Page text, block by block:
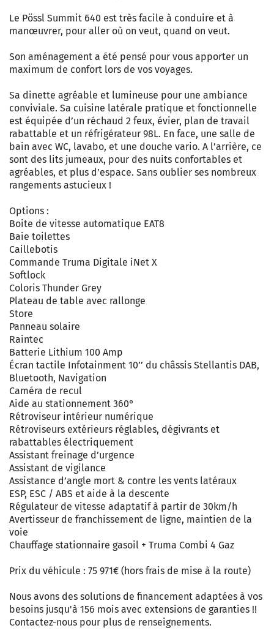
Le Pössl Summit 640 est très facile à conduire et à
manœuvrer, pour aller où on veut, quand on veut.
Son aménagement a été pensé pour vous apporter un
maximum de confort lors de vos voyages.
Sa dinette agréable et lumineuse pour une ambiance
conviviale. Sa cuisine latérale pratique et fonctionnelle
est équipée d’un réchaud 2 feux, évier, plan de travail
rabattable et un réfrigérateur 98L. En face, une salle de
bain avec WC, lavabo, et une douche vario. A l’arrière, ce
sont des lits jumeaux, pour des nuits confortables et
agréables, et plus d’espace. Sans oublier ses nombreux
rangements astucieux !
Options :
Boite de vitesse automatique EAT8
Baie toilettes
Caillebotis
Commande Truma Digitale iNet X
Softlock
Coloris Thunder Grey
Plateau de table avec rallonge
Store
Panneau solaire
Raintec
Batterie Lithium 100 Amp
Écran tactile Infotainment 10’’ du châssis Stellantis DAB,
Bluetooth, Navigation
Caméra de recul
Aide au stationnement 360°
Rétroviseur intérieur numérique
Rétroviseurs extérieurs réglables, dégivrants et
rabattables électriquement
Assistant freinage d’urgence
Assistant de vigilance
Assistance d’angle mort & contre les vents latéraux
ESP, ESC / ABS et aide à la descente
Régulateur de vitesse adaptatif à partir de 30km/h
Avertisseur de franchissement de ligne, maintien de la
voie
Chauffage stationnaire gasoil + Truma Combi 4 Gaz
Prix du véhicule : 75 971€ (hors frais de mise à la route)
Nous avons des solutions de financement adaptées à vos
besoins jusqu'à 156 mois avec extensions de garanties !!
Contactez-nous pour plus de renseignements.